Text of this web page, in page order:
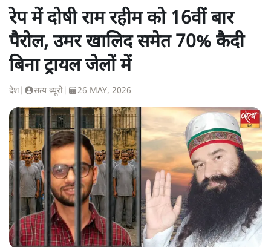
रेप में दोषी राम रहीम को 16वीं बार
पैरोल, उमर खालिद समेत 70% कैदी
बिना ट्रायल जेलों में
देश सत्य ब्यूरो 26 MAY, 2026